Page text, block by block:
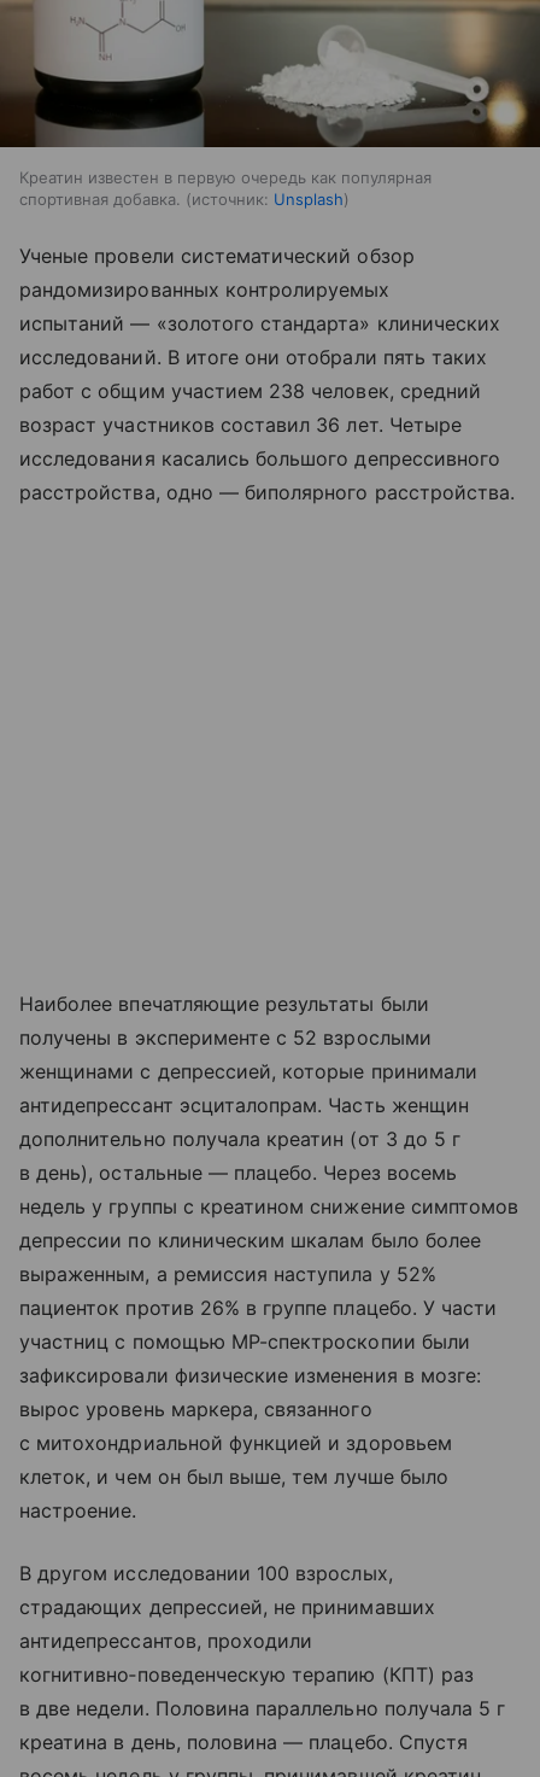
Креатин известен в первую очередь как популярная
спортивная добавка.
источник: Unsplash
Ученые провели систематический обзор
рандомизированных контролируемых
испытаний — «золотого стандарта» клинических
исследований. В итоге они отобрали пять таких
работ с общим участием 238 человек, средний
возраст участников составил 36 лет. Четыре
исследования касались большого депрессивного
расстройства, одно — биполярного расстройства.
Наиболее впечатляющие результаты были
получены в эксперименте с 52 взрослыми
женщинами с депрессией, которые принимали
антидепрессант эсциталопрам. Часть женщин
дополнительно получала креатин (от 3 до 5 г
в день), остальные — плацебо. Через восемь
недель у группы с креатином снижение симптомов
депрессии по клиническим шкалам было более
выраженным, а ремиссия наступила у 52%
пациенток против 26% в группе плацебо. У части
участниц с помощью МР-спектроскопии были
зафиксировали физические изменения в мозге:
вырос уровень маркера, связанного
с митохондриальной функцией и здоровьем
клеток, и чем он был выше, тем лучше было
настроение.
В другом исследовании 100 взрослых,
страдающих депрессией, не принимавших
антидепрессантов, проходили
когнитивно‑поведенческую терапию (КПТ) раз
в две недели. Половина параллельно получала 5 г
креатина в день, половина — плацебо. Спустя